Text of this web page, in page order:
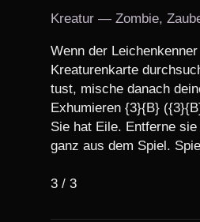
Kreatur — Zombie,
Wenn der
Kreaturenkarte
tust, mische danach
Exhumieren {3}{B}
Sie hat Eile. Entferne
ganz aus dem Spiel.
3 / 3